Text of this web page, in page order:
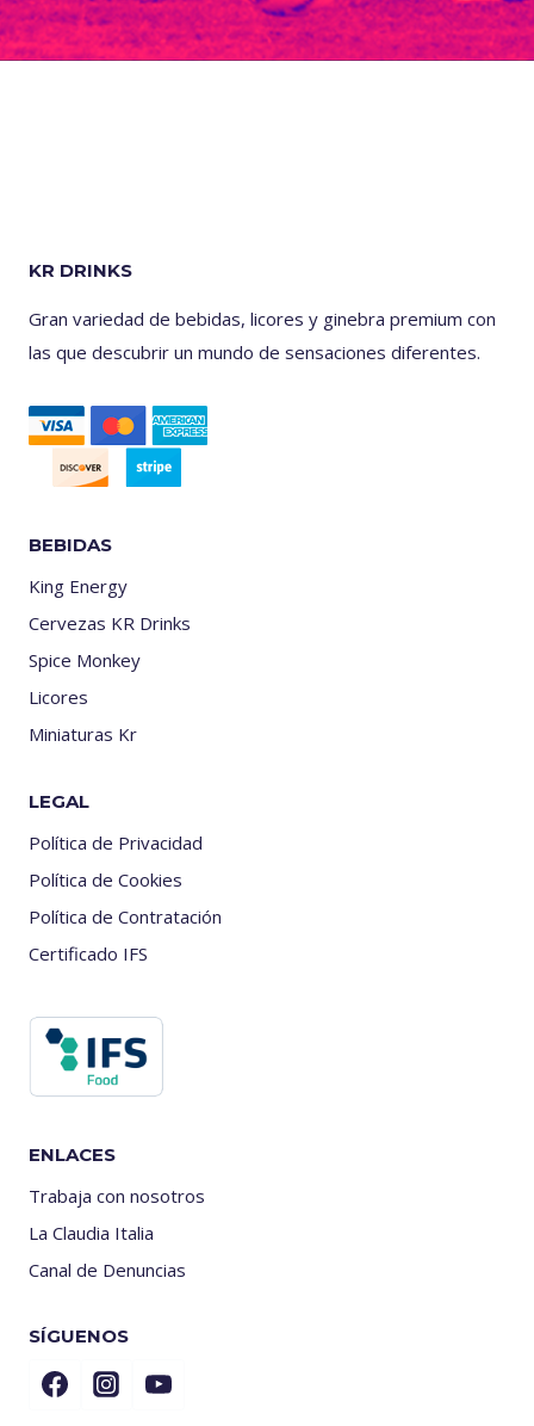
KR DRINKS
Gran variedad de bebidas, licores y ginebra premium con
las que descubrir un mundo de sensaciones diferentes.
BEBIDAS
King Energy
Cervezas KR Drinks
Spice Monkey
Licores
Miniaturas Kr
LEGAL
Política de Privacidad
Política de Cookies
Política de Contratación
Certificado IFS
ENLACES
Trabaja con nosotros
La Claudia Italia
Canal de Denuncias
SÍGUENOS